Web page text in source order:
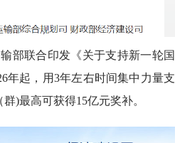
部联合印发《关于支持新一轮国
年起，用3年左右时间集中力量支
)最高可获得15亿元奖补。